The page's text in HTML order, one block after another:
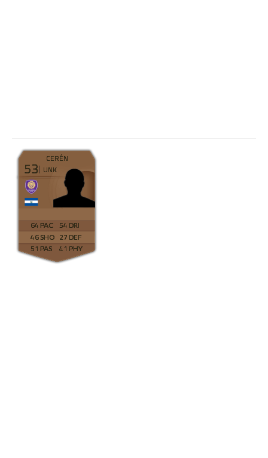
53 UNK
CERÉN
64
46
51
54
27
41